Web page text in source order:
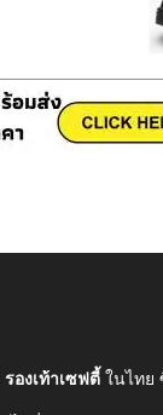
รองเท้าเซฟตี้ในไทย